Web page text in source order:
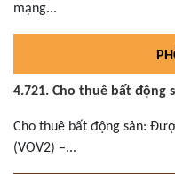
mạng...
4.721. Cho thuê bất động
Cho thuê bất động sản:
(VOV2) –...